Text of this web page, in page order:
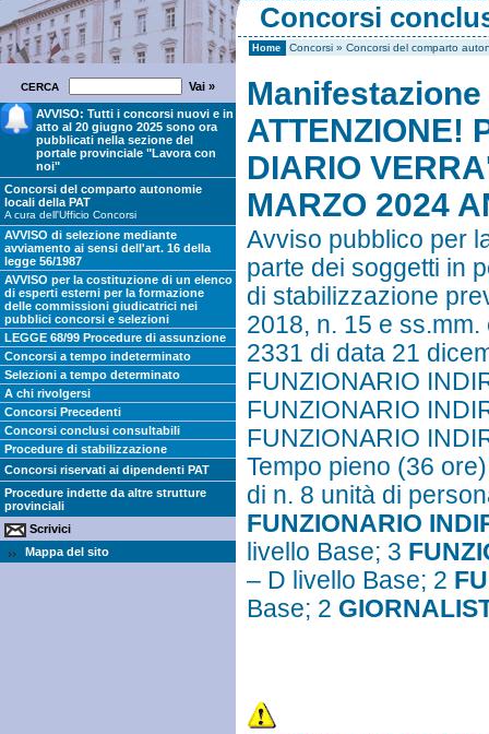
Concorsi
Home Concorsi » Concorsi del comparto
CERCA
AVVISO: Tutti i concorsi nuovi e in
atto al 20 giugno 2025 sono ora
pubblicati nella sezione del
portale provinciale "Lavora con
noi"
Concorsi del comparto autonomie
locali della PAT
A cura dell'Ufficio Concorsi
AVVISO di selezione mediante
avviamento ai sensi dell'art. 16 della
legge 56/1987
AVVISO per la costituzione di un elenco
di esperti esterni per la formazione
delle commissioni giudicatrici nei
pubblici concorsi e selezioni
LEGGE 68/99 Procedure di assunzione
Concorsi a tempo indeterminato
Selezioni a tempo determinato
A chi rivolgersi
Concorsi Precedenti
Concorsi conclusi consultabili
Procedure di stabilizzazione
Concorsi riservati ai dipendenti PAT
Procedure indette da altre strutture
provinciali
Scrivici
Mappa del sito
ATTENZIONE!
DIARIO
MARZO 2024
Avviso pubblico per
parte dei soggetti in
di stabilizzazione
2018, n. 15 e
2331 di data 21
FUNZIONARIO
FUNZIONARIO
FUNZIONARIO
Tempo pieno (36 ore)
di n. 8 unità di
FUNZIONARIO
livello Base; 3
– D livello Base; 2
Base; 2